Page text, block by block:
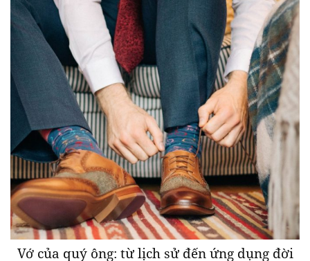
Vớ của quý ông: từ lịch sử đến ứng dụng đời